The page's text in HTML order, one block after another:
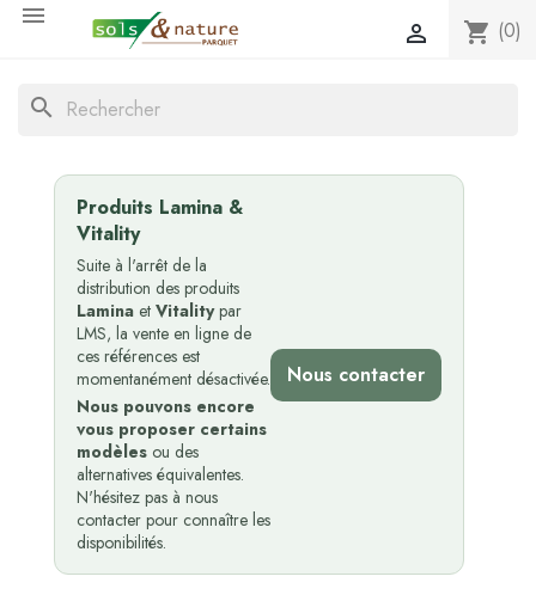

shopping_cart (0)

search
Produits Lamina &
Vitality
Suite à l'arrêt de la
distribution des produits
Lamina et Vitalitypar
LMS, la vente en ligne de
ces références est
momentanément désactivée.
Nous pouvons encore
vous proposer certains
modèles ou des
alternatives équivalentes.
N'hésitez pas à nous
contacter pour connaître les
disponibilités.
Nous contacter